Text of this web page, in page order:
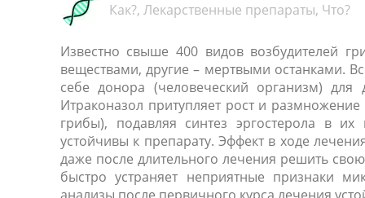
Как?, Лекарственные препараты, Что?
Известно свыше 400 видов возбудителей
веществами, другие – мертвыми останками.
себе донора (человеческий организм) для
Итраконазол притупляет рост и
грибы), подавляя синтез эргостерола в
устойчивы к препарату. Эффект в ходе
даже после длительного лечения решить
быстро устраняет неприятные признаки